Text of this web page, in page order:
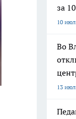
за
10
Во
13